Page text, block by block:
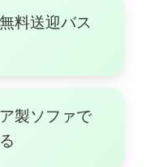
料送迎バス
製ソファで